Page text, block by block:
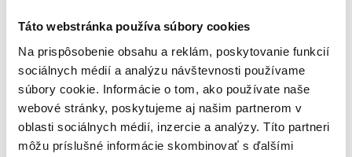
Táto webstránka používa súbory cookies
Na prispôsobenie obsahu a reklám, poskytovanie funkcií
sociálnych médií a analýzu návštevnosti používame
súbory cookie. Informácie o tom, ako používate naše
webové stránky, poskytujeme aj našim partnerom v
oblasti sociálnych médií, inzercie a analýzy. Títo partneri
môžu príslušné informácie skombinovať s ďalšími
Obchod a predaj
Administratíva Automobilový priemysel Ubytovanie, cestovný ruch,
gastronómia
Chémia a potravinárstvo
Doprava a zásobovanie
Ekonomika Technika, elektrotechnika, energetika Bankovníctvo a
poisťovníctvo Informačné technológie Tvorivá práca a kultúra